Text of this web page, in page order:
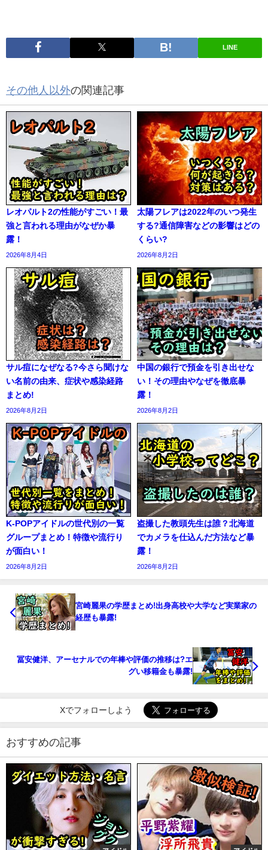
LINE
その他人以外の関連記事
レオパルト2の性能がすごい！最
強と言われる理由がなぜか暴
露！
2026年8月4日
太陽フレアは2022年のいつ発生
する?通信障害などの影響はどの
くらい?
2026年8月2日
サル痘になぜなる?今さら聞けな
い名前の由来、症状や感染経路
まとめ!
2026年8月2日
中国の銀行で預金を引き出せな
い！その理由やなぜを徹底暴
露！
2026年8月2日
K-POPアイドルの世代別の一覧
グループまとめ！特徴や流行り
が面白い！
2026年8月2日
盗撮した教頭先生は誰？北海道
でカメラを仕込んだ方法など暴
露！
2026年8月2日
宮崎麗果の学歴まとめ!出身高校や大学など実業家の
経歴も暴露!
冨安健洋、アーセナルでの年棒や評価の推移は?エ
グい移籍金も暴露!
Xでフォローしよう
おすすめの記事